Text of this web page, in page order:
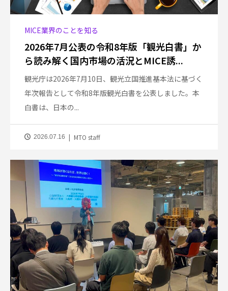
MICE業界のことを知る
2026年7月公表の令和8年版「観光白書」か
ら読み解く国内市場の活況とMICE誘...
観光庁は2026年7月10日、観光立国推進基本法に基づく
年次報告として令和8年版観光白書を公表しました。本
白書は、日本の...
2026.07.16 MTO staff